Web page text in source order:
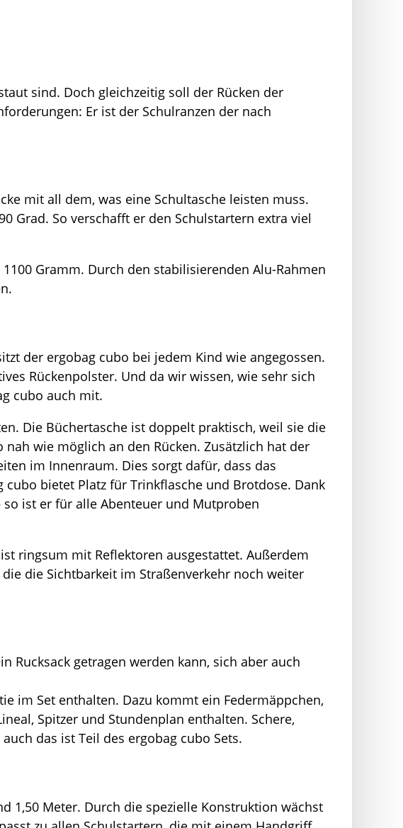
sind. Doch gleichzeitig soll der Rücken der
Er ist der Schulranzen der nach
mit all dem, was eine Schultasche leisten muss.
Grad. So verschafft er den Schulstartern extra viel
Gramm. Durch den stabilisierenden Alu-Rahmen
der ergobag cubo bei jedem Kind wie angegossen.
Rückenpolster. Und da wir wissen, wie sehr sich
cubo auch mit.
Die Büchertasche ist doppelt praktisch, weil sie die
wie möglich an den Rücken. Zusätzlich hat der
im Innenraum. Dies sorgt dafür, dass das
bietet Platz für Trinkflasche und Brotdose. Dank
ist er für alle Abenteuer und Mutproben
ringsum mit Reflektoren ausgestattet. Außerdem
die Sichtbarkeit im Straßenverkehr noch weiter
Rucksack getragen werden kann, sich aber auch
im Set enthalten. Dazu kommt ein Federmäppchen,
Spitzer und Stundenplan enthalten. Schere,
das ist Teil des ergobag cubo Sets.
1,50 Meter. Durch die spezielle Konstruktion wächst